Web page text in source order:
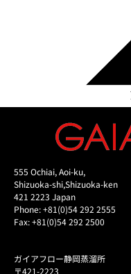
555 Ochiai, Aoi-ku,
Shizuoka-shi,Shizuoka-ken
421 2223 Japan
Phone: +81(0)54 292 2555
Fax: +81(0)54 292 2500
ガイアフロー静岡蒸溜所
〒421-2223